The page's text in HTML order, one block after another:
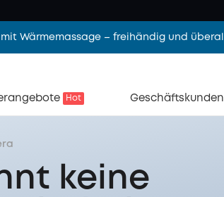
Wärmemassage – freihändig und überall
Hot Geschäftskunden
keine